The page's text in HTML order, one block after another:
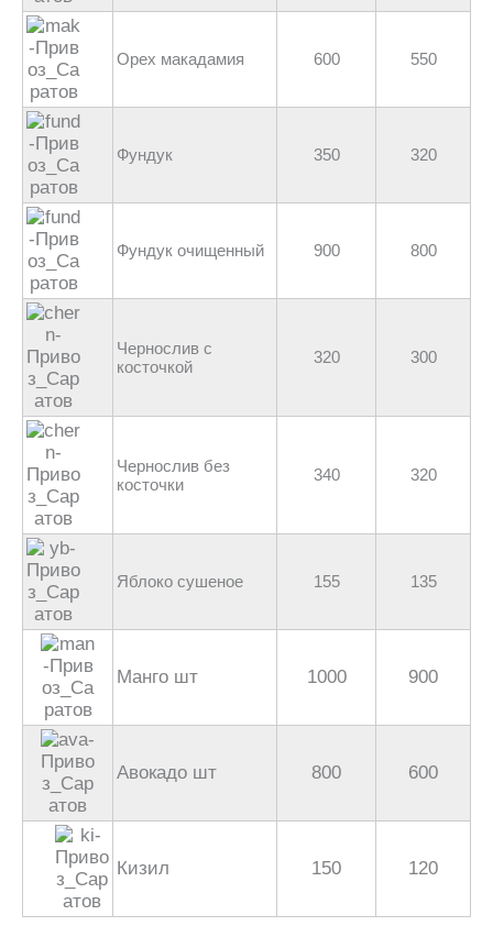
Орех макадамия 600 550
Фундук 350 320
Фундук очищенный 900 800
Чернослив с
косточкой
320 300
Чернослив без
косточки
340 320
Яблоко сушеное 155 135
Манго шт 1000 900
Авокадо шт 800 600
Кизил 150 120